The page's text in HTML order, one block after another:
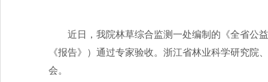
近日，我院林草综合监测一处编制的《全省公
《报告》）通过专家验收。浙江省林业科学研究
会。